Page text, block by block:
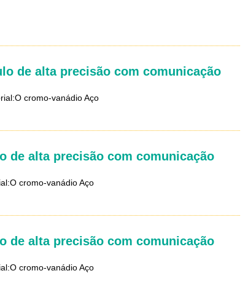
de alta precisão com comunicação
cromo-vanádio Aço
de alta precisão com comunicação
cromo-vanádio Aço
de alta precisão com comunicação
cromo-vanádio Aço